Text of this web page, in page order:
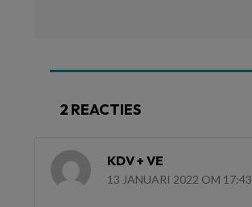
2 REACTIES
KDV + VE
13 JANUARI 2022 OM 17:43